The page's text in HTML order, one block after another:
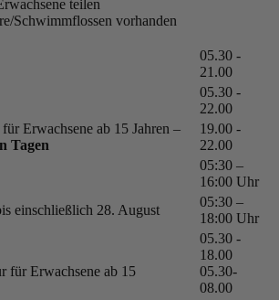
teilen
Schwimmflossen vorhanden
05.30 -
21.00
05.30 -
22.00
Erwachsene ab 15 Jahren –
Tagen
19.00 -
22.00
05:30 –
16:00 Uhr
einschließlich 28. August
05:30 –
18:00 Uhr
für Erwachsene ab 15
05.30 -
18.00
05.30-
08.00